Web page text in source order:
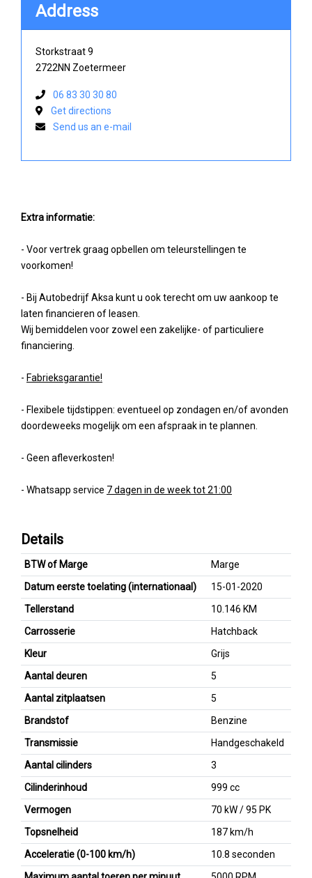
Extra informatie:
- Voor vertrek graag opbellen om teleurstellingen te
voorkomen!
- Bij Autobedrijf Aksa kunt u ook terecht om uw aankoop te
laten financieren of leasen.
Wij bemiddelen voor zowel een zakelijke- of particuliere
financiering.
- Fabrieksgarantie!
- Flexibele tijdstippen: eventueel op zondagen en/of avonden
doordeweeks mogelijk om een afspraak in te plannen.
- Geen afleverkosten!
- Whatsapp service 7 dagen in de week tot 21:00
Details
BTW of Marge
Marge
Datum eerste toelating (internationaal)
15-01-2020
Tellerstand
10.146 KM
Carrosserie
Hatchback
Kleur
Grijs
Aantal deuren
5
Aantal zitplaatsen
5
Brandstof
Benzine
Transmissie
Handgeschakeld
Aantal cilinders
3
Cilinderinhoud
999 cc
Vermogen
70 kW / 95 PK
Topsnelheid
187 km/h
Acceleratie (0-100 km/h)
10.8 seconden
Address
Storkstraat 9
2722NN Zoetermeer
06 83 30 30 80
Get directions
Send us an e-mail